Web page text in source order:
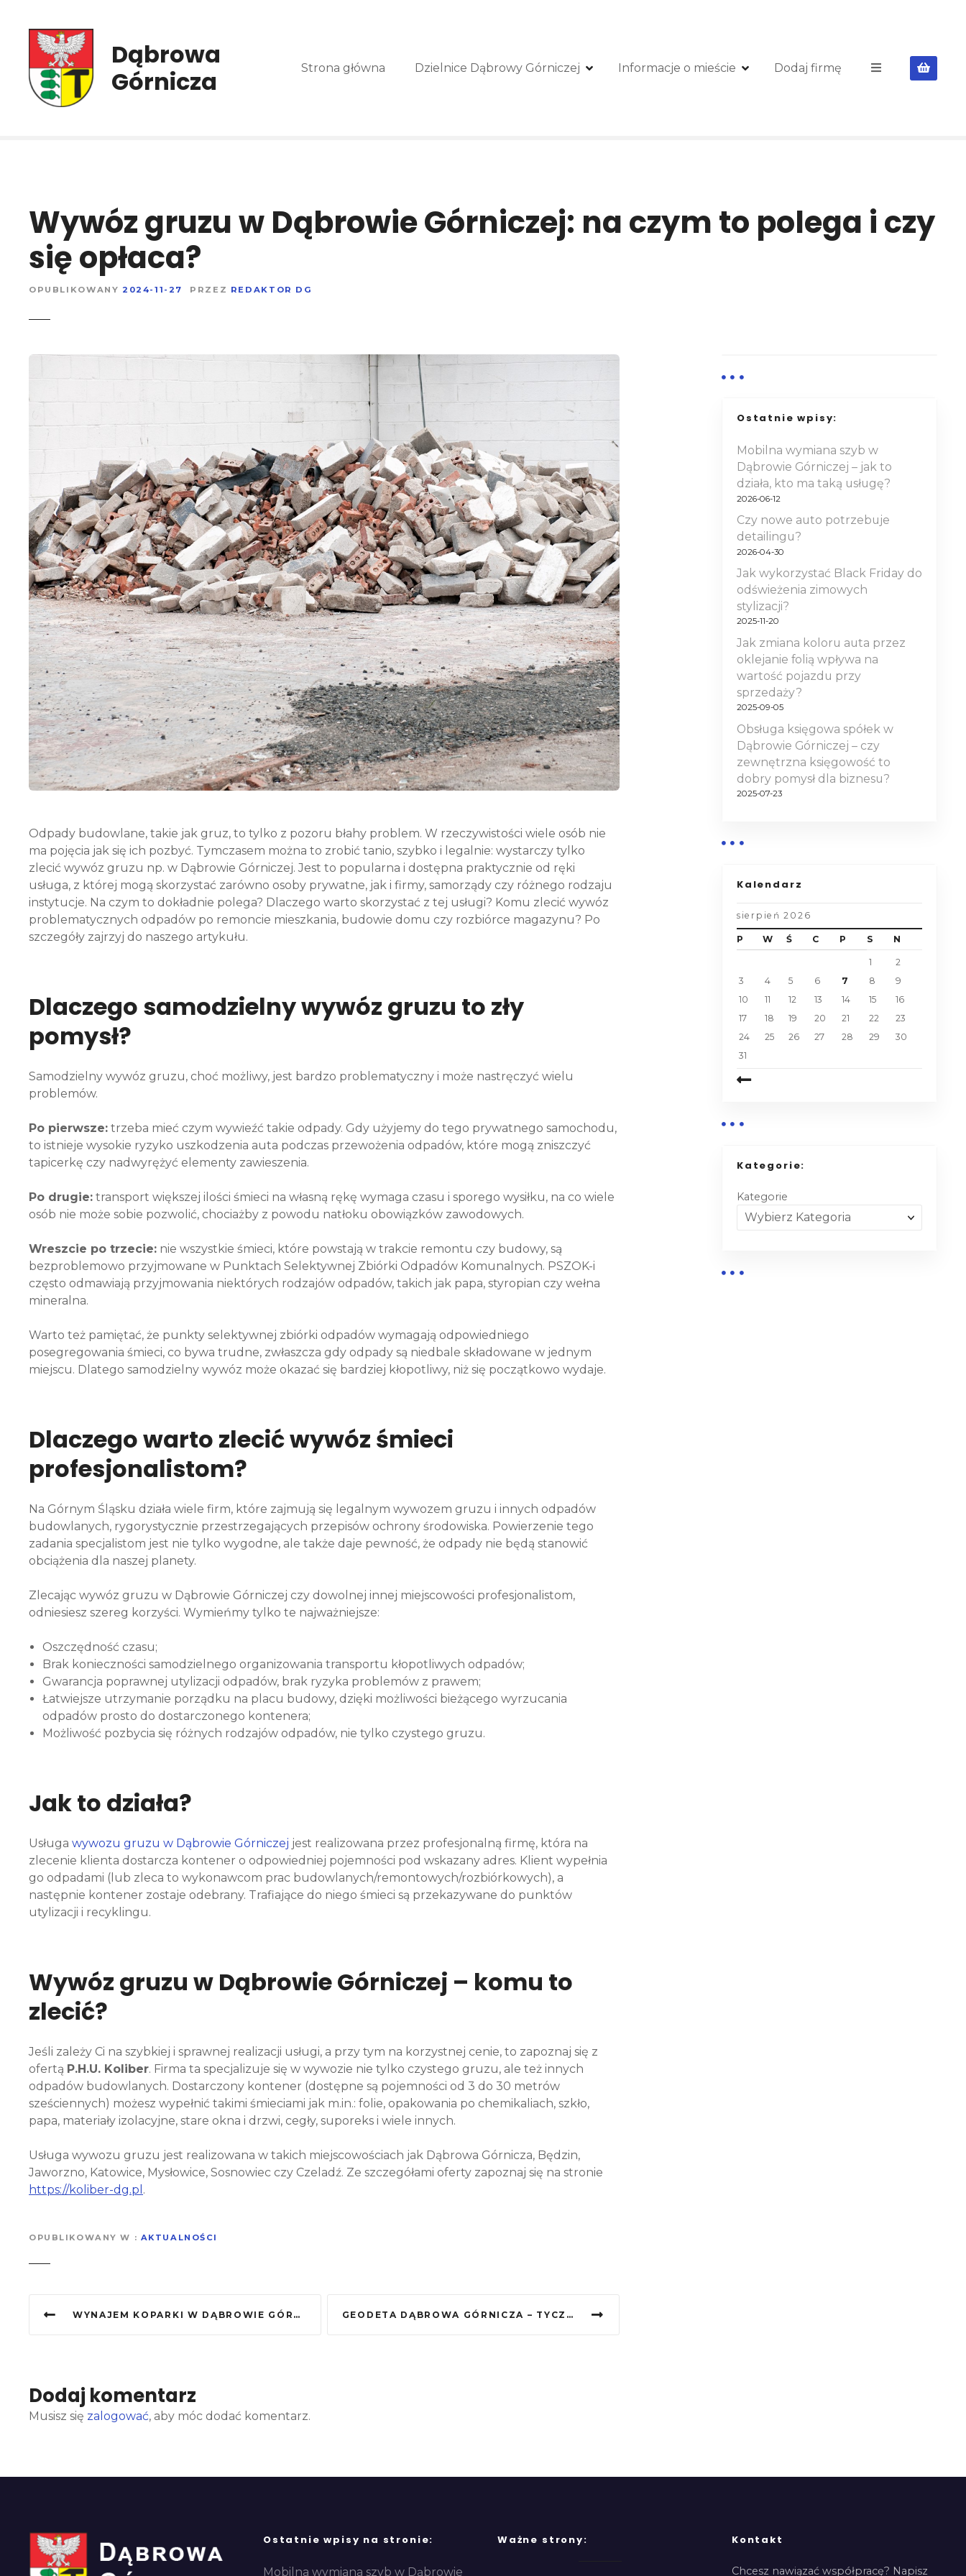
Dąbrowa
Górnicza
Strona główna Dzielnice Dąbrowy Górniczej Informacje o mieście Dodaj firmę
Wywóz gruzu w Dąbrowie Górniczej: na czym to polega i czy
się opłaca?
OPUBLIKOWANY 2024-11-27 PRZEZ REDAKTOR DG
Odpady budowlane, takie jak gruz, to tylko z pozoru błahy problem. W rzeczywistości wiele osób nie
ma pojęcia jak się ich pozbyć. Tymczasem można to zrobić tanio, szybko i legalnie: wystarczy tylko
zlecić wywóz gruzu np. w Dąbrowie Górniczej. Jest to popularna i dostępna praktycznie od ręki
usługa, z której mogą skorzystać zarówno osoby prywatne, jak i firmy, samorządy czy różnego rodzaju
instytucje. Na czym to dokładnie polega? Dlaczego warto skorzystać z tej usługi? Komu zlecić wywóz
problematycznych odpadów po remoncie mieszkania, budowie domu czy rozbiórce magazynu? Po
szczegóły zajrzyj do naszego artykułu.
Dlaczego samodzielny wywóz gruzu to zły
pomysł?
Samodzielny wywóz gruzu, choć możliwy, jest bardzo problematyczny i może nastręczyć wielu
problemów.
Po pierwsze: trzeba mieć czym wywieźć takie odpady. Gdy użyjemy do tego prywatnego samochodu,
to istnieje wysokie ryzyko uszkodzenia auta podczas przewożenia odpadów, które mogą zniszczyć
tapicerkę czy nadwyrężyć elementy zawieszenia.
Po drugie: transport większej ilości śmieci na własną rękę wymaga czasu i sporego wysiłku, na co wiele
osób nie może sobie pozwolić, chociażby z powodu natłoku obowiązków zawodowych.
Wreszcie po trzecie: nie wszystkie śmieci, które powstają w trakcie remontu czy budowy, są
bezproblemowo przyjmowane w Punktach Selektywnej Zbiórki Odpadów Komunalnych. PSZOK-i
często odmawiają przyjmowania niektórych rodzajów odpadów, takich jak papa, styropian czy wełna
mineralna.
Warto też pamiętać, że punkty selektywnej zbiórki odpadów wymagają odpowiedniego
posegregowania śmieci, co bywa trudne, zwłaszcza gdy odpady są niedbale składowane w jednym
miejscu. Dlatego samodzielny wywóz może okazać się bardziej kłopotliwy, niż się początkowo wydaje.
Dlaczego warto zlecić wywóz śmieci
profesjonalistom?
Na Górnym Śląsku działa wiele firm, które zajmują się legalnym wywozem gruzu i innych odpadów
budowlanych, rygorystycznie przestrzegających przepisów ochrony środowiska. Powierzenie tego
zadania specjalistom jest nie tylko wygodne, ale także daje pewność, że odpady nie będą stanowić
obciążenia dla naszej planety.
Zlecając wywóz gruzu w Dąbrowie Górniczej czy dowolnej innej miejscowości profesjonalistom,
odniesiesz szereg korzyści. Wymieńmy tylko te najważniejsze:
Oszczędność czasu;
Brak konieczności samodzielnego organizowania transportu kłopotliwych odpadów;
Gwarancja poprawnej utylizacji odpadów, brak ryzyka problemów z prawem;
Łatwiejsze utrzymanie porządku na placu budowy, dzięki możliwości bieżącego wyrzucania
odpadów prosto do dostarczonego kontenera;
Możliwość pozbycia się różnych rodzajów odpadów, nie tylko czystego gruzu.
Jak to działa?
Usługa wywozu gruzu w Dąbrowie Górniczej jest realizowana przez profesjonalną firmę, która na
zlecenie klienta dostarcza kontener o odpowiedniej pojemności pod wskazany adres. Klient wypełnia
go odpadami (lub zleca to wykonawcom prac budowlanych/remontowych/rozbiórkowych), a
następnie kontener zostaje odebrany. Trafiające do niego śmieci są przekazywane do punktów
utylizacji i recyklingu.
Wywóz gruzu w Dąbrowie Górniczej – komu to
zlecić?
Jeśli zależy Ci na szybkiej i sprawnej realizacji usługi, a przy tym na korzystnej cenie, to zapoznaj się z
ofertą P.H.U. Koliber. Firma ta specjalizuje się w wywozie nie tylko czystego gruzu, ale też innych
odpadów budowlanych. Dostarczony kontener (dostępne są pojemności od 3 do 30 metrów
sześciennych) możesz wypełnić takimi śmieciami jak m.in.: folie, opakowania po chemikaliach, szkło,
papa, materiały izolacyjne, stare okna i drzwi, cegły, suporeks i wiele innych.
Usługa wywozu gruzu jest realizowana w takich miejscowościach jak Dąbrowa Górnicza, Będzin,
Jaworzno, Katowice, Mysłowice, Sosnowiec czy Czeladź. Ze szczegółami oferty zapoznaj się na stronie
https://koliber-dg.pl .
OPUBLIKOWANY W AKTUALNOŚCI
i
g
c
a
WYNAJEM KOPARKI W DĄBROWIE GÓRNICZEJ? SPRAWDŹ, KIEDY I KOMU TO SIĘ OPŁACI GEODETA DĄBROWA GÓRNICZA – TYCZENIE BUDYNKU JAKO KLUCZOWY ETAP REALIZACJI INWESTYCJI BUDOWLANEJ
Dodaj komentarz
Musisz się zalogować, aby móc dodać komentarz.
Ostatnie wpisy:
Mobilna wymiana szyb w
Dąbrowie Górniczej – jak to
działa, kto ma taką usługę?
2026-06-12
Czy nowe auto potrzebuje
detailingu?
2026-04-30
Jak wykorzystać Black Friday do
odświeżenia zimowych
stylizacji?
2025-11-20
Jak zmiana koloru auta przez
oklejanie folią wpływa na
wartość pojazdu przy
sprzedaży?
2025-09-05
Obsługa księgowa spółek w
Dąbrowie Górniczej – czy
zewnętrzna księgowość to
dobry pomysł dla biznesu?
2025-07-23
Kalendarz
sierpień 2026
P W Ś C P S N
1
2
3
4 5 6 7 8
9
10
11 12 13 14 15
16
17
18 19 20 21 22
23
24
25 26 27 28 29
30
31
Kategorie:
Kategorie
Ostatnie wpisy na stronie:
Mobilna wymiana szyb w Dąbrowie
Ważne strony: Kontakt
Chcesz nawiązać współpracę? Napisz